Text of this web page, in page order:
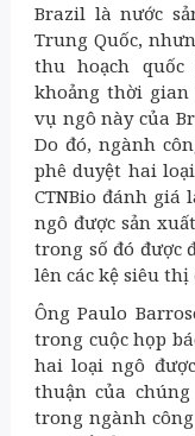
Brazil là nước
Trung Quốc,
thu hoạch
khoảng thời
vụ ngô này của
Do đó, ngành
phê duyệt hai
CTNBio đánh giá
ngô được sản
trong số đó được
lên các kệ siêu thị
Ông Paulo
trong cuộc họp
hai loại ngô
thuận của
trong ngành